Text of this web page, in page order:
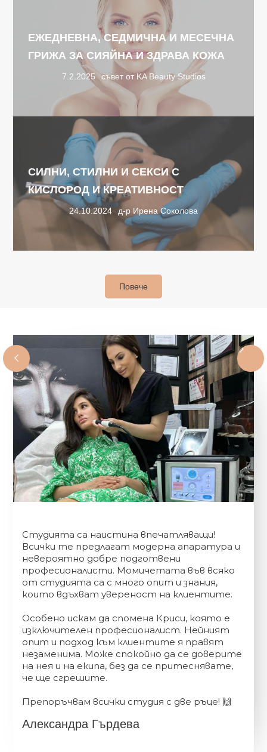
ЕЖЕДНЕВНА, СЕДМИЧНА И МЕСЕЧНА
ГРИЖА ЗА СИЯЙНА И ЗДРАВА КОЖА
7.2.2025 съвет от KA Beauty Studios
СИЛНИ, СТИЛНИ И СЕКСИ С
КИСЛОРОД И КРЕАТИВНОСТ
24.10.2024 д-р Ирена Соколова
Повече
Студията са наистина впечатляващи!
Всички те предлагат модерна апаратура и
невероятно добре подготвени
професионалисти. Момичетата във всяко
от студията са с много опит и знания,
които вдъхват увереност на клиентите.
Особено искам да спомена Криси, която е
изключителен професионалист. Нейният
опит и подход към клиентите я правят
незаменима. Може спокойно да се доверите
на нея и на екипа, без да се притеснявате,
че ще сгрешите.
Препоръчвам всички студия с две ръце! 🙌
Александра Гърдева